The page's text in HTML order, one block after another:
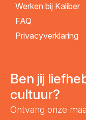
Werken bij Kaliber
FAQ
Privacyverklaring
Ben jij
cultuur?
Ontvang onze